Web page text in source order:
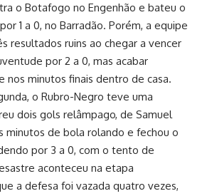
o Botafogo no Engenhão e bateu o
1 a 0, no Barradão. Porém, a equipe
resultados ruins ao chegar a vencer
por 2 a 0, mas acabar
nos minutos finais dentro de casa.
o Rubro-Negro teve uma
dois gols relâmpago, de Samuel
minutos de bola rolando e fechou o
por 3 a 0, com o tento de
aconteceu na etapa
a defesa foi vazada quatro vezes,